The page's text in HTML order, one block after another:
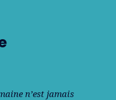
n’est jamais